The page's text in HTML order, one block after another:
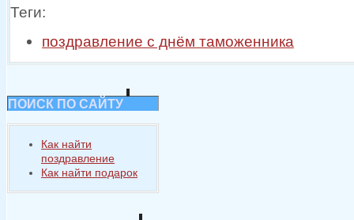
Теги:
поздравление с днём таможенника
ПОИСК ПО САЙТУ
Как найти
поздравление
Как найти подарок